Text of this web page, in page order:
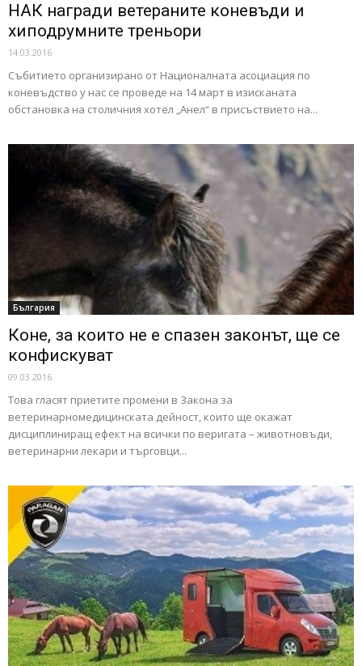
НАК награди ветераните коневъди и
хиподрумните треньори
14.03.2016
Събитието организирано от Националната асоциация по
коневъдство у нас се проведе на 14 март в изисканата
обстановка на столичния хотел „Анел“ в присъствието на...
България
Коне, за които не е спазен законът, ще се
конфискуват
09.03.2016
Това гласят приетите промени в Закона за
ветеринарномедицинската дейност, които ще окажат
дисциплиниращ ефект на всички по веригата – животновъди,
ветеринарни лекари и търговци...